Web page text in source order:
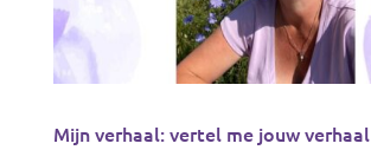
Mijn verhaal: vertel me jouw verhaal